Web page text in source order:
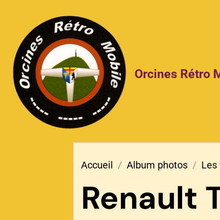
Orcines Rétro
Accueil Album photos Les
Renault